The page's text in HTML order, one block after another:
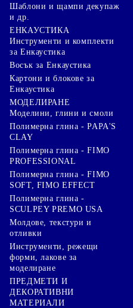
Шаблони и щампи декупаж
и др.
ЕНКАУСТИКА
Инструменти и комплекти
за Енкаустика
Восък за Енкаустика
Картони и блокове за
Енкаустика
МОДЕЛИРАНЕ
Моделини, глини и смоли
Полимерна глина - PAPA'S
CLAY
Полимерна глина - FIMO
PROFESSIONAL
Полимерна глина - FIMO
SOFT, FIMO EFFECT
Полимерна глина -
SCULPEY PREMO USA
Молдове, текстури и
отливки
Инструменти, режещи
форми, лакове за
моделиране
ПРЕДМЕТИ И
ДЕКОРАТИВНИ
МАТЕРИАЛИ